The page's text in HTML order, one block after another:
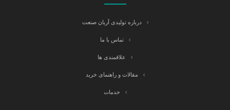
درباره تولیدی آریان صنعت
تماس با ما
علاقمندی ها
مقالات و راهنمای خرید
خدمات